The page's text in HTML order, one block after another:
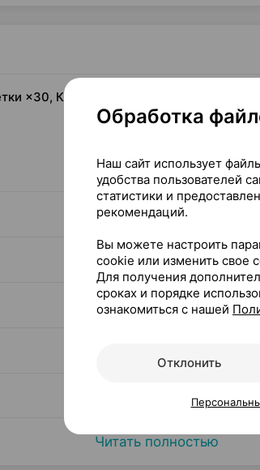
×30, Квадрат-С Россия
Читать полностью
Обработка
Наш сайт использует
удобства пользователей
статистики и
рекомендаций.
Вы можете настроить
cookie или изменить свое
Для получения
сроках и порядке
ознакомиться с нашей
Отклонить